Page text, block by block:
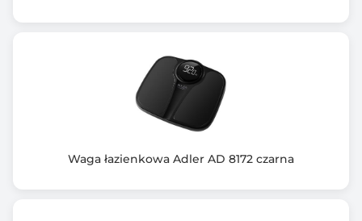
Waga łazienkowa Adler AD 8172 czarna